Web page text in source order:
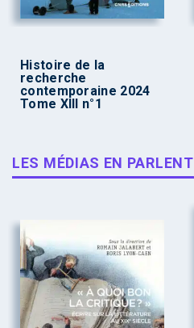
Histoire de la
recherche
contemporaine 2024
Tome XIII n°1
LES MÉDIAS EN PARLENT